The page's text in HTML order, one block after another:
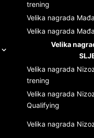
trening
Velika nagrada
Velika nagrada
Velika
Velika nagrada
trening
Velika nagrada
Qualifying
Velika nagrada